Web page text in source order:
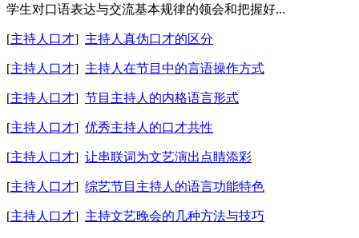
学生对口语表达与交流基本规律的领会和把握好...
[主持人口才] 主持人真伪口才的区分
[主持人口才] 主持人在节目中的言语操作方式
[主持人口才] 节目主持人的内格语言形式
[主持人口才] 优秀主持人的口才共性
[主持人口才] 让串联词为文艺演出点睛添彩
[主持人口才] 综艺节目主持人的语言功能特色
[主持人口才] 主持文艺晚会的几种方法与技巧